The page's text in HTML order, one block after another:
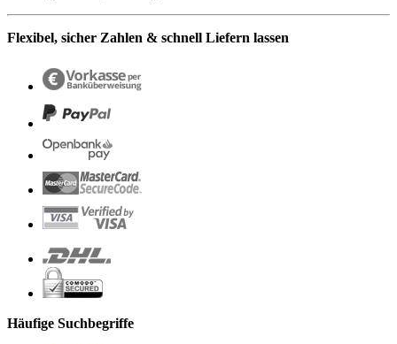
Flexibel, sicher Zahlen & schnell Liefern lassen
Häufige Suchbegriffe